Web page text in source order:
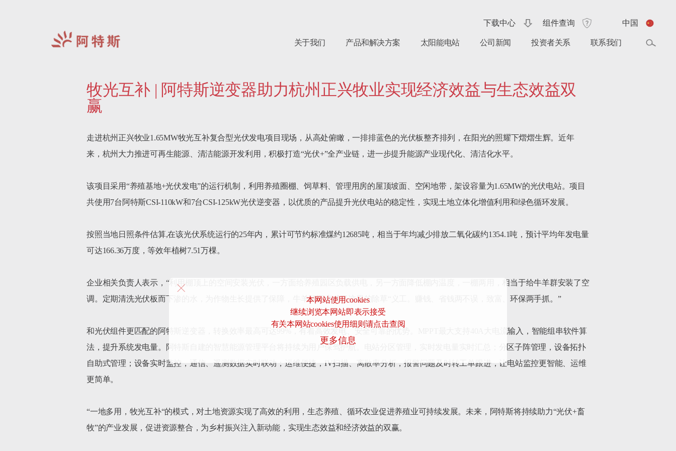
本网站使用cookies
继续浏览本网站即表示接受
有关本网站cookies使用细则请点击查阅
更多信息
关于我们 产品和解决方案 太阳能电站 公司新闻 投资者关系 联系我们
中国
组件查询
下载中心
牧光互补 | 阿特斯逆变器助力杭州正兴牧业实现经济效益与生态效益双
赢
走进杭州正兴牧业1.65MW牧光互补复合型光伏发电项目现场，从高处俯瞰，一排排蓝色的光伏板整齐排列，在阳光的照耀下熠熠生辉。近年
来，杭州大力推进可再生能源、清洁能源开发利用，积极打造“光伏+”全产业链，进一步提升能源产业现代化、清洁化水平。
该项目采用“养殖基地+光伏发电”的运行机制，利用养殖圈棚、饲草料、管理用房的屋顶坡面、空闲地带，架设容量为1.65MW的光伏电站。项目
共使用7台阿特斯CSI-110kW和7台CSI-125kW光伏逆变器，以优质的产品提升光伏电站的稳定性，实现土地立体化增值利用和绿色循环发展。
按照当地日照条件估算,在该光伏系统运行的25年内，累计可节约标准煤约12685吨，相当于年均减少排放二氧化碳约1354.1吨，预计平均年发电量
可达166.36万度，等效年植树7.51万棵。
企业相关负责人表示，“利用棚顶上的空间安装光伏，一方面给养殖园区负载供电，另一方面降低棚内温度，一棚两用，相当于给牛羊群安装了空
调。定期清洗光伏板而下渗的水，为作物生长提供了保障，牛羊群还变成了这里的除草“义工。赚钱、省钱两不误，致富、环保两手抓。”
和光伏组件更匹配的阿特斯逆变器，转换效率最高可达99%，有着高效发电、安全可靠的优势。MPPT最大支持40A大电流输入，智能组串软件算
法，提升系统发电量。阿特斯自建的智慧能源管理平台将持续为用户保驾护航。电站分区管理，实时发电量实时汇总；分区子阵管理，设备拓扑
自助式管理；设备实时监控，通信、遥测数据实时联动；运维便捷，IV扫描、离散率分析，报警问题及时转工单跟进，让电站监控更智能、运维
更简单。
“一地多用，牧光互补“的模式，对土地资源实现了高效的利用，生态养殖、循环农业促进养殖业可持续发展。未来，阿特斯将持续助力“光伏+畜